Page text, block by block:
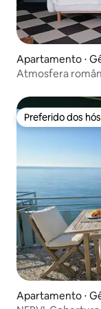
Apartamento ⋅
Atmosfera
Preferido dos
Preferido dos
Apartamento ⋅